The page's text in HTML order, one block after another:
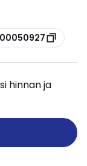
hinnan ja